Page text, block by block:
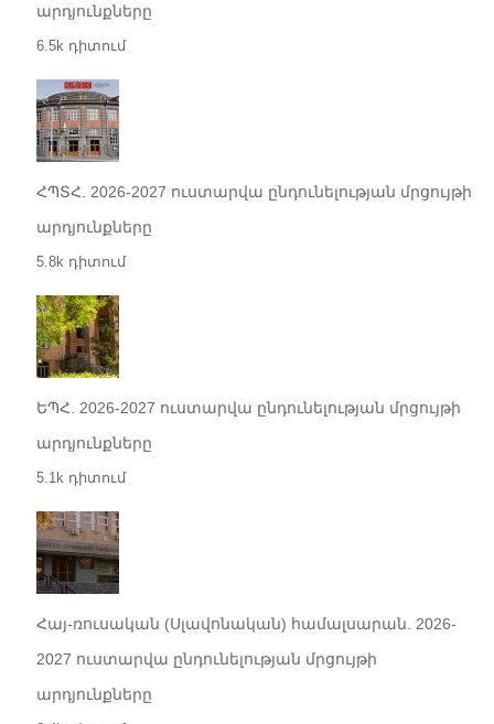
արդյունքները
6.5k դիտում
ՀՊՏՀ. 2026-2027 ուստարվա ընդունելության մրցույթի
արդյունքները
5.8k դիտում
ԵՊՀ. 2026-2027 ուստարվա ընդունելության մրցույթի
արդյունքները
5.1k դիտում
Հայ-ռուսական (Սլավոնական) համալսարան. 2026-
2027 ուստարվա ընդունելության մրցույթի
արդյունքները